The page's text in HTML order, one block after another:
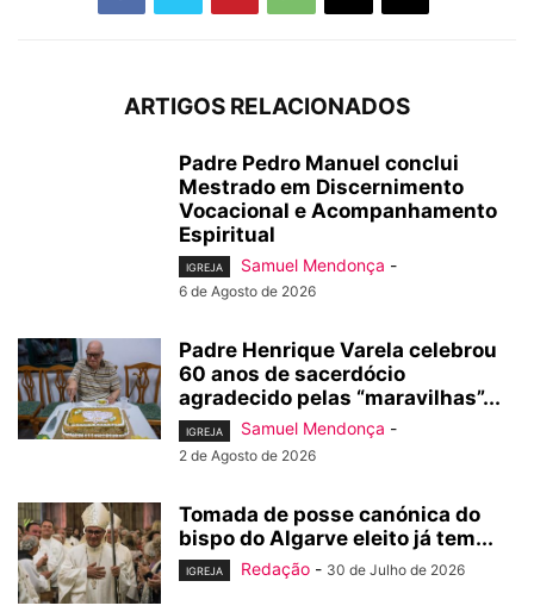
ARTIGOS RELACIONADOS
Padre Pedro Manuel conclui
Mestrado em Discernimento
Vocacional e Acompanhamento
Espiritual
IGREJA Samuel Mendonça -
6 de Agosto de 2026
Padre Henrique Varela celebrou
60 anos de sacerdócio
agradecido pelas “maravilhas”...
IGREJA Samuel Mendonça -
2 de Agosto de 2026
Tomada de posse canónica do
bispo do Algarve eleito já tem...
IGREJA Redação - 30 de Julho de 2026